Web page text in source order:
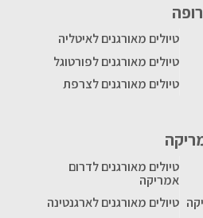
טיולים מאורגנים לאיטליה
טיולים מאורגנים לפורטוגל
טיולים מאורגנים לצרפת
טיולים מאורגנים לדרום
אמריקה
טיולים מאורגנים לארגנטינה